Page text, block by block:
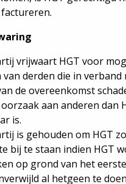
vrijwaart HGT voor
derden die in verband
de overeenkomst
aan anderen dan
is.
is gehouden om HGT
bij te staan indien HGT
op grond van het
al hetgeen te